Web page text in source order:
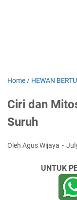
Home / HEWAN
Ciri dan
Suruh
Oleh Agus Wijaya
UNTUK